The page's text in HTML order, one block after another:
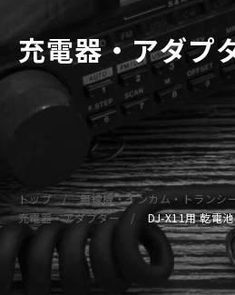
充電器・アダプ
トップ
無線機・インカム・トランシ
充電器・アダプター
DJ-X11用 乾電